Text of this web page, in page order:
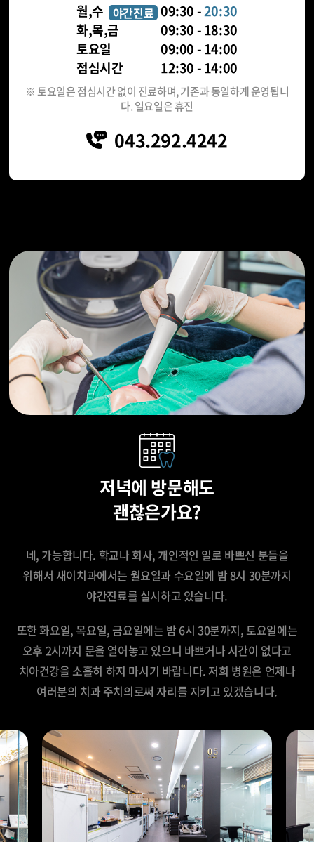
월,수 야간진료 09:30 -20:30
화,목,금
09:30 - 18:30
토요일
09:00 - 14:00
점심시간
12:30 - 14:00
※ 토요일은 점심시간 없이 진료하며, 기존과 동일하게 운영됩니
다. 일요일은 휴진
043.292.4242
저녁에 방문해도
괜찮은가요?
네, 가능합니다. 학교나 회사, 개인적인 일로 바쁘신 분들을
위해서 새이치과에서는 월요일과 수요일에 밤 8시 30분까지
야간진료를 실시하고 있습니다.
또한 화요일, 목요일, 금요일에는 밤 6시 30분까지, 토요일에는
오후 2시까지 문을 열어놓고 있으니 바쁘거나 시간이 없다고
치아건강을 소홀히 하지 마시기 바랍니다. 저희 병원은 언제나
여러분의 치과 주치의로써 자리를 지키고 있겠습니다.